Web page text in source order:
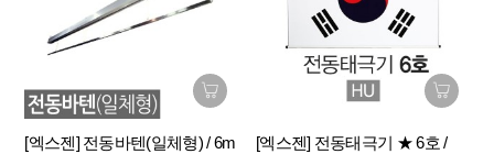
[엑스젠] 전동바텐(일체형) / 6m
[엑스젠] 전동태극기 ★ 6호 /